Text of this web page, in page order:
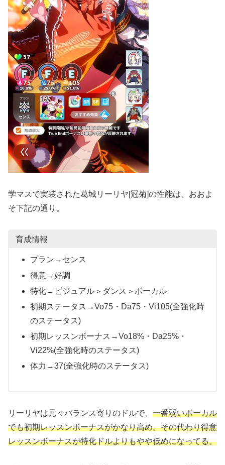
学マスで実装された葛城リーリヤ[冠菊]の性能は、おおよ
そ下記の通り。
育成情報
プラン→センス
得意→好調
特化→ビジュアル＞ダンス＞ボーカル
初期ステータス→Vo75・Da75・Vi105(全強化時
のステータス)
初期レッスンボーナス→Vo18%・Da25%・
Vi22%(全強化時のステータス)
体力→37(全強化時のステータス)
リーリヤは元々バランス寄りのドルで、 一番弱いボーカル
でも初期レッスンボーナスがかなり高め。その代わり得意
レッスンボーナスが特化ドルよりもやや低めになってる。